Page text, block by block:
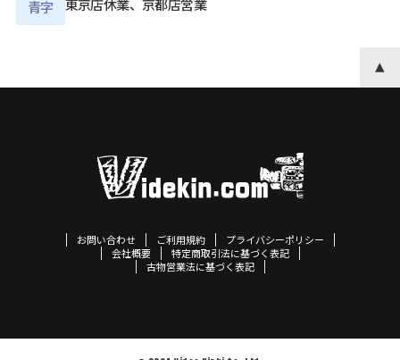
青字 東京店休業、京都店営業
お問い合わせ ご利用規約
プライバシーポリシー
会社概要
特定商取引法に基づく表記
古物営業法に基づく表記